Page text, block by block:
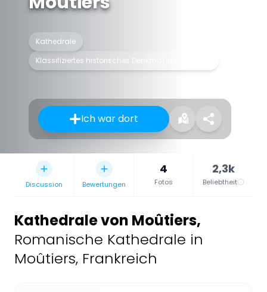
Kathedrale
Klassifiziertes historisches Denkmal in Frankreich
Ich war dort
Discussion Bewertungen
4
Fotos
2,3k
Beliebtheit
Kathedrale von Moûtiers,
Romanische Kathedrale in
Moûtiers, Frankreich